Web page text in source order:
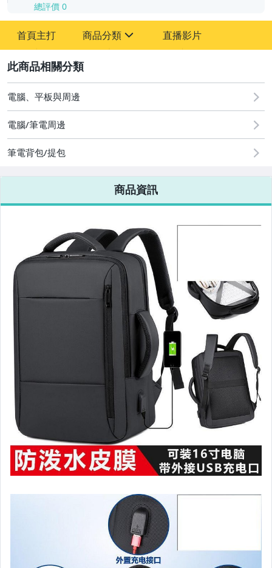
總評價 0
首頁主打 商品分類
圖書/影音/文具
古董、藝術與礦石
手機、配件與通訊
美容保養與彩妝
電腦、平板與周邊
運動、戶外與休閒
嬰幼兒與孕婦
汽機車精品百貨
女裝與服飾配件
偶像、球員卡與郵幣
手錶與飾品配件
女包精品與女鞋
直播影片
電腦、平板與周邊
電腦/筆電周邊
筆電背包/提包
商品資訊